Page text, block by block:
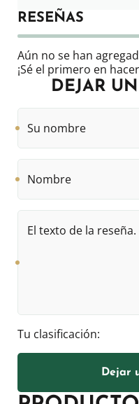
RESEÑAS
Aún no se han
¡Sé el primero en
DEJAR
nombre
texto
la
Tu clasificación:
Dejar